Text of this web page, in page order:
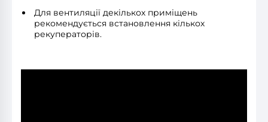
Для вентиляції декількох приміщень
рекомендується встановлення кількох
рекуператорів.